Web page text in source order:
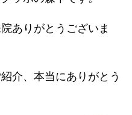
ありがとうございま
介、本当にありがとう